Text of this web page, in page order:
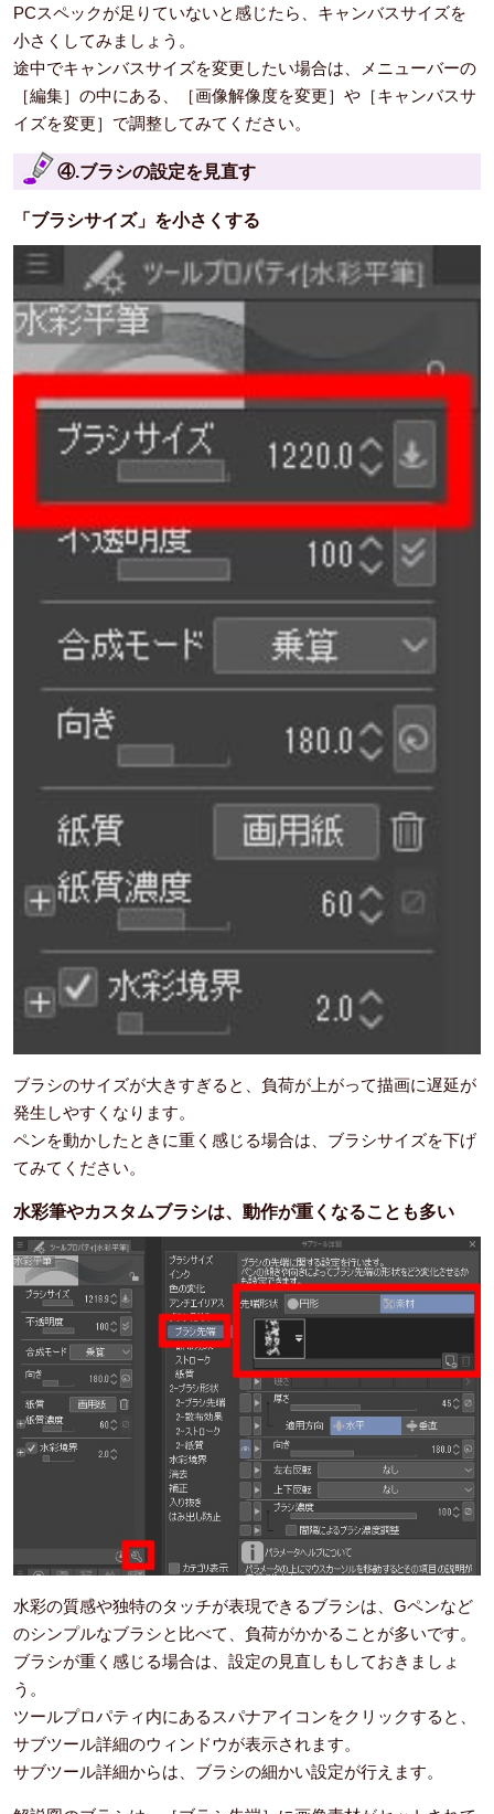
PCスペックが足りていないと感じたら、キャンバスサイズを
小さくしてみましょう。
途中でキャンバスサイズを変更したい場合は、メニューバーの
［編集］の中にある、［画像解像度を変更］や［キャンバスサ
イズを変更］で調整してみてください。
④.ブラシの設定を見直す
「ブラシサイズ」を小さくする
ブラシのサイズが大きすぎると、負荷が上がって描画に遅延が
発生しやすくなります。
ペンを動かしたときに重く感じる場合は、ブラシサイズを下げ
てみてください。
水彩筆やカスタムブラシは、動作が重くなることも多い
水彩の質感や独特のタッチが表現できるブラシは、Gペンなど
のシンプルなブラシと比べて、負荷がかかることが多いです。
ブラシが重く感じる場合は、設定の見直しもしておきましょ
う。
ツールプロパティ内にあるスパナアイコンをクリックすると、
サブツール詳細のウィンドウが表示されます。
サブツール詳細からは、ブラシの細かい設定が行えます。